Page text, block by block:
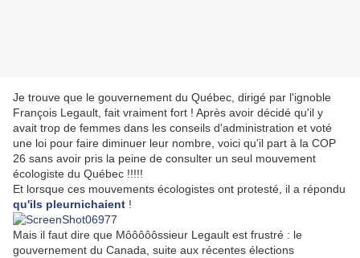
Je trouve que le gouvernement du Québec, dirigé par l'ignoble
François Legault, fait vraiment fort ! Après avoir décidé qu'il y
avait trop de femmes dans les conseils d'administration et voté
une loi pour faire diminuer leur nombre, voici qu'il part à la COP
26 sans avoir pris la peine de consulter un seul mouvement
écologiste du Québec !!!!!
Et lorsque ces mouvements écologistes ont protesté, il a répondu
qu'ils pleurnichaient !
Mais il faut dire que Môôôôôssieur Legault est frustré : le
gouvernement du Canada, suite aux récentes élections